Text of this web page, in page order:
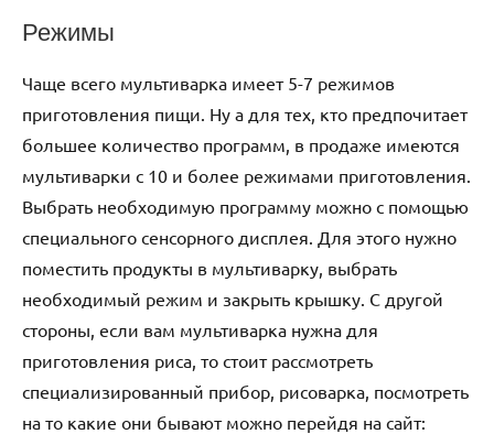
Режимы
Чаще всего мультиварка имеет 5-7 режимов
приготовления пищи. Ну а для тех, кто предпочитает
большее количество программ, в продаже имеются
мультиварки с 10 и более режимами приготовления.
Выбрать необходимую программу можно с помощью
специального сенсорного дисплея. Для этого нужно
поместить продукты в мультиварку, выбрать
необходимый режим и закрыть крышку. С другой
стороны, если вам мультиварка нужна для
приготовления риса, то стоит рассмотреть
специализированный прибор, рисоварка, посмотреть
на то какие они бывают можно перейдя на сайт: